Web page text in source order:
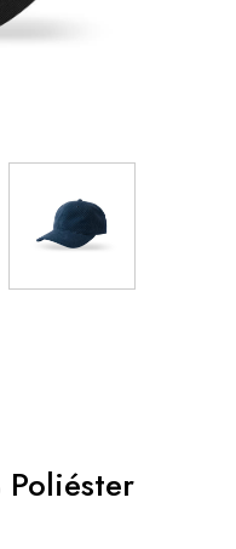
Poliéster